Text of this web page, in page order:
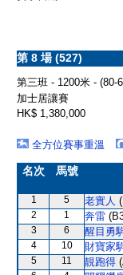
第 8 場 (527)
第三班 - 1200米 - (80-
加士居讓賽
HK$ 1,380,000
全方位賽事重溫
名次 馬號
1 5 老實人
2 1 奔雷
3 6 醒目勇
4 10 財寶家
5 11 靚跑得